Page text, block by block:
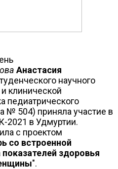
Анастасия
научного
клинической
педиатрического
№ 504) приняла участие в
2021 в Удмуртии.
с проектом
со встроенной
здоровья
".